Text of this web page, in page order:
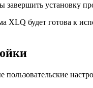
завершить установку
XLQ будет готова к